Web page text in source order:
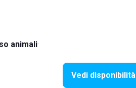
animali·
Vedi disponibilità